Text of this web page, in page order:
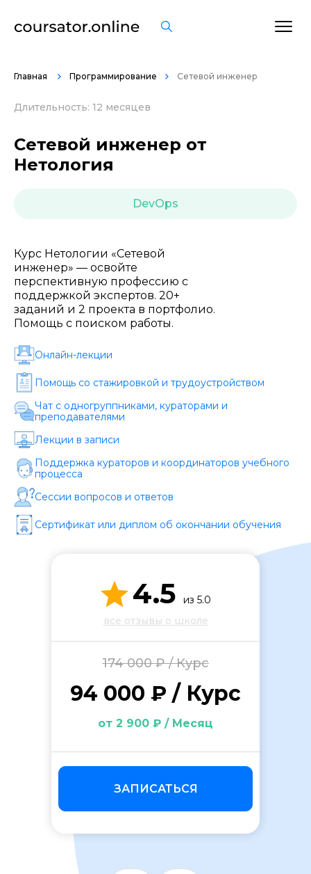
Главная Программирование Сетевой инженер
Длительность: 12 месяцев
Сетевой инженер от
Нетология
DevOps
Курс Нетологии «Сетевой
инженер» — освойте
перспективную профессию с
поддержкой экспертов. 20+
заданий и 2 проекта в портфолио.
Помощь с поиском работы.
Онлайн-лекции
Помощь со стажировкой и трудоустройством
Чат с одногруппниками, кураторами и
преподавателями
Лекции в записи
Поддержка кураторов и координаторов учебного
процесса
Сессии вопросов и ответов
Сертификат или диплом об окончании обучения
4.5
из 5.0
все отзывы о школе
174 000 ₽ / Курс
94 000 ₽ / Курс
от 2 900 ₽ / Месяц
ЗАПИСАТЬСЯ
Стоимость *
Программа обучения *
Уровень организации *